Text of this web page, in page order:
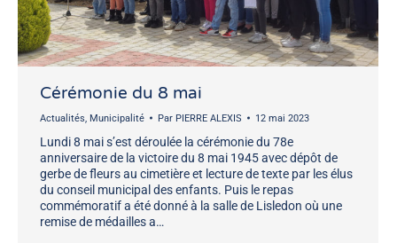
Cérémonie du 8 mai
Actualités Municipalité Par PIERRE ALEXIS 12 mai 2023
Lundi 8 mai s’est déroulée la cérémonie du 78e
anniversaire de la victoire du 8 mai 1945 avec dépôt de
gerbe de fleurs au cimetière et lecture de texte par les élus
du conseil municipal des enfants. Puis le repas
commémoratif a été donné à la salle de Lisledon où une
remise de médailles a…